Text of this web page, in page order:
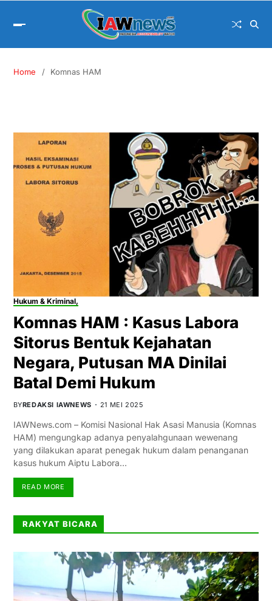
Home Komnas HAM
Hukum & Kriminal,
Komnas HAM : Kasus Labora
Sitorus Bentuk Kejahatan
Negara, Putusan MA Dinilai
Batal Demi Hukum
BYREDAKSI IAWNEWS 21 MEI 2025
IAWNews.com – Komisi Nasional Hak Asasi Manusia (Komnas
HAM) mengungkap adanya penyalahgunaan wewenang
yang dilakukan aparat penegak hukum dalam penanganan
kasus hukum Aiptu Labora…
READ MORE
RAKYAT BICARA